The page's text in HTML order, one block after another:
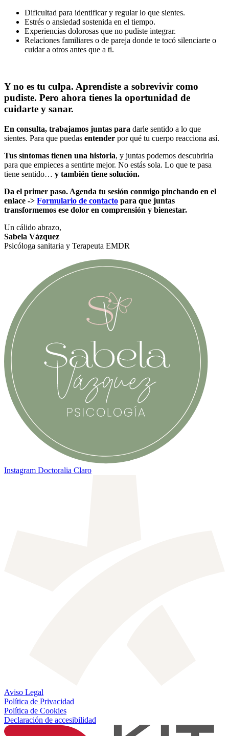
Dificultad para identificar y regular lo que sientes.
Estrés o ansiedad sostenida en el tiempo.
Experiencias dolorosas que no pudiste integrar.
Relaciones familiares o de pareja donde te tocó silenciarte o
cuidar a otros antes que a ti.
Y no es tu culpa. Aprendiste a sobrevivir como
pudiste. Pero ahora tienes la oportunidad de
cuidarte y sanar.
En consulta, trabajamos juntas para darle sentido a lo que
sientes. Para que puedas entender por qué tu cuerpo reacciona así.
Tus síntomas tienen una historia, y juntas podemos descubrirla
para que empieces a sentirte mejor. No estás sola. Lo que te pasa
tiene sentido… y también tiene solución.
Da el primer paso. Agenda tu sesión conmigo pinchando en el
enlace -> Formulario de contacto para que juntas
transformemos ese dolor en comprensión y bienestar.
Un cálido abrazo,
Sabela Vázquez
Psicóloga sanitaria y Terapeuta EMDR
Instagram Doctoralia Claro
Aviso Legal
Política de Privacidad
Política de Cookies
Declaración de accesibilidad